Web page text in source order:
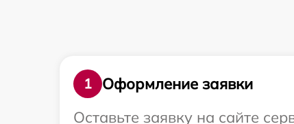
1
Оформление заявки
Оставьте заявку на сайте